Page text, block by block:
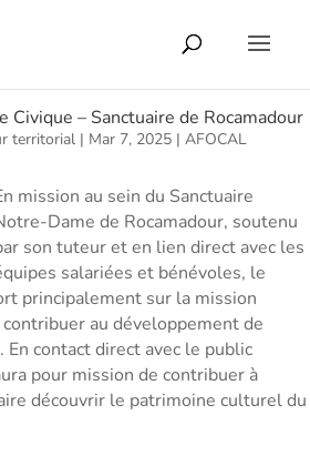
Civique – Sanctuaire de Rocamadour
territorial | Mar 7, 2025 | AFOCAL
mission au sein du Sanctuaire
Dame de Rocamadour, soutenu
son tuteur et en lien direct avec les
salariées et bénévoles, le
principalement sur la mission
contribuer au développement de
contact direct avec le public
pour mission de contribuer à
découvrir le patrimoine culturel du